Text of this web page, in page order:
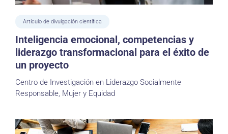
Artículo de divulgación científica
Inteligencia emocional, competencias y
liderazgo transformacional para el éxito de
un proyecto
Centro de Investigación en Liderazgo Socialmente
Responsable, Mujer y Equidad